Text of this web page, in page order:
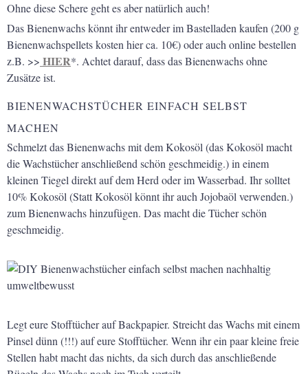
Ohne diese Schere geht es aber natürlich auch!
Das Bienenwachs könnt ihr entweder im Bastelladen kaufen (200 g
Bienenwachspellets kosten hier ca. 10€) oder auch online bestellen
z.B. >> HIER*. Achtet darauf, dass das Bienenwachs ohne
Zusätze ist.
BIENENWACHSTÜCHER EINFACH SELBST
MACHEN
Schmelzt das Bienenwachs mit dem Kokosöl (das Kokosöl macht
die Wachstücher anschließend schön geschmeidig.) in einem
kleinen Tiegel direkt auf dem Herd oder im Wasserbad. Ihr solltet
10% Kokosöl (Statt Kokosöl könnt ihr auch Jojobaöl verwenden.)
zum Bienenwachs hinzufügen. Das macht die Tücher schön
geschmeidig.
Legt eure Stofftücher auf Backpapier. Streicht das Wachs mit einem
Pinsel dünn (!!!) auf eure Stofftücher. Wenn ihr ein paar kleine freie
Stellen habt macht das nichts, da sich durch das anschließende